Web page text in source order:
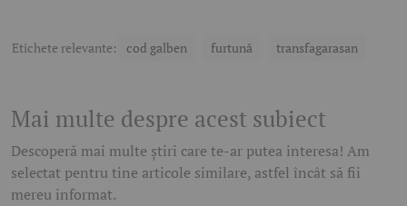
Etichete relevante: cod galben furtună transfagarasan
Mai multe despre acest subiect
Descoperă mai multe știri care te-ar putea interesa! Am
selectat pentru tine articole similare, astfel încât să fii
mereu informat.